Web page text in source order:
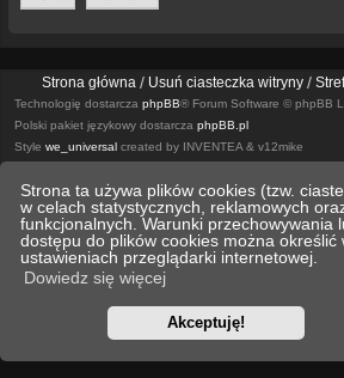
Strona ta używa plików cookies (tzw.
w celach statystycznych, reklamowych
funkcjonalnych. Warunki przechowywania
dostępu do plików cookies można określić
ustawieniach przeglądarki internetowej.
Dowiedz się więcej
Akceptuję!
Strona główna Usuń ciasteczka witryny
Technologię dostarcza phpBB® Forum Software © phpBB
Polski pakiet językowy dostarcza phpBB.pl
Style we_universal created by INVENTEA & v12mike
Optimized by:phpBB SEO
Zasady ochrony danych osobowych Regulamin